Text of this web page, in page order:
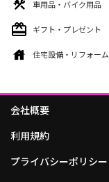
車用品・バイク用品
ギフト・プレゼント
住宅設備・リフォーム
会社概要
利用規約
プライバシーポリシー